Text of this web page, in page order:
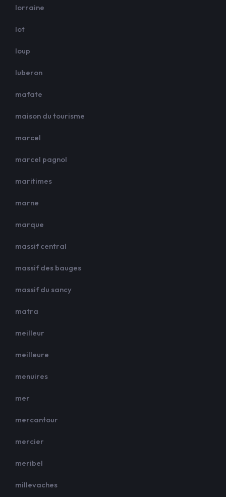
lorraine
lot
loup
luberon
mafate
maison du tourisme
marcel
marcel pagnol
maritimes
marne
marque
massif central
massif des bauges
massif du sancy
matra
meilleur
meilleure
menuires
mer
mercantour
mercier
meribel
millevaches